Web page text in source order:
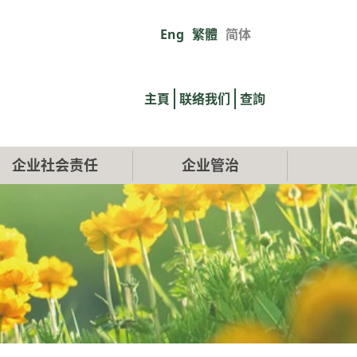
Eng 繁體 简体
links
主頁 联络我们 查詢
企业社会责任 企业管治